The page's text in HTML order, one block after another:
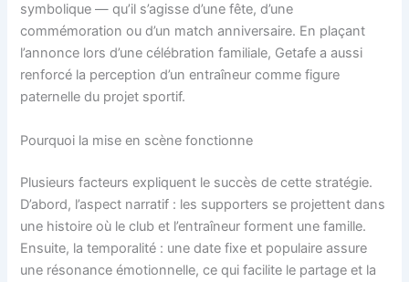
symbolique — qu’il s’agisse d’une fête, d’une
commémoration ou d’un match anniversaire. En plaçant
l’annonce lors d’une célébration familiale, Getafe a aussi
renforcé la perception d’un entraîneur comme figure
paternelle du projet sportif.
Pourquoi la mise en scène fonctionne
Plusieurs facteurs expliquent le succès de cette stratégie.
D’abord, l’aspect narratif : les supporters se projettent dans
une histoire où le club et l’entraîneur forment une famille.
Ensuite, la temporalité : une date fixe et populaire assure
une résonance émotionnelle, ce qui facilite le partage et la